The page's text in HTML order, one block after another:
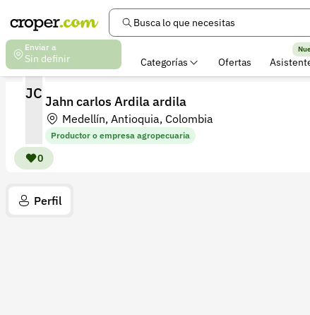
Busca lo que necesitas
Enviar a
Sin definir Categorías Ofertas
JC
0
Jahn carlos Ardila ardila
Medellín, Antioquia, Colombia
Productor o empresa agropecuaria
Perfil